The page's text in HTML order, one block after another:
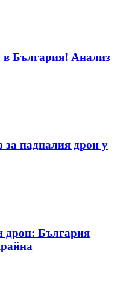
в България! Анализ
за падналия дрон у
дрон: България